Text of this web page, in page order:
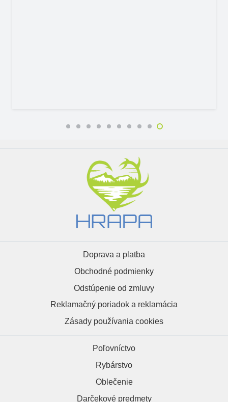
Doprava a platba
Obchodné podmienky
Odstúpenie od zmluvy
Reklamačný poriadok a reklamácia
Zásady používania cookies
Poľovníctvo
Rybárstvo
Oblečenie
Darčekové predmety